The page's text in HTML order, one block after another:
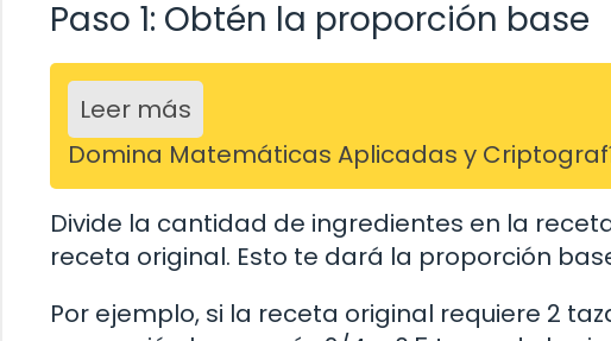
Paso 1: Obtén la proporción base
Leer más
Domina Matemáticas Aplicadas y
Divide la cantidad de ingredientes en la
receta original. Esto te dará la proporción
Por ejemplo, si la receta original requiere 2